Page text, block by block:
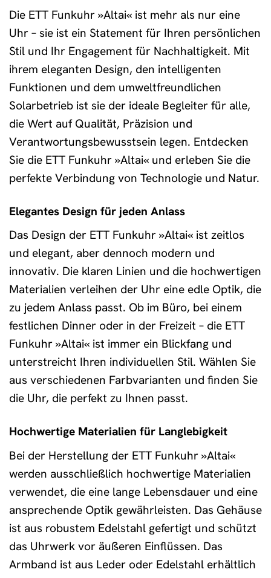
Die ETT Funkuhr »Altai« ist mehr als nur eine
Uhr – sie ist ein Statement für Ihren persönlichen
Stil und Ihr Engagement für Nachhaltigkeit. Mit
ihrem eleganten Design, den intelligenten
Funktionen und dem umweltfreundlichen
Solarbetrieb ist sie der ideale Begleiter für alle,
die Wert auf Qualität, Präzision und
Verantwortungsbewusstsein legen. Entdecken
Sie die ETT Funkuhr »Altai« und erleben Sie die
perfekte Verbindung von Technologie und Natur.
Elegantes Design für jeden Anlass
Das Design der ETT Funkuhr »Altai« ist zeitlos
und elegant, aber dennoch modern und
innovativ. Die klaren Linien und die hochwertigen
Materialien verleihen der Uhr eine edle Optik, die
zu jedem Anlass passt. Ob im Büro, bei einem
festlichen Dinner oder in der Freizeit – die ETT
Funkuhr »Altai« ist immer ein Blickfang und
unterstreicht Ihren individuellen Stil. Wählen Sie
aus verschiedenen Farbvarianten und finden Sie
die Uhr, die perfekt zu Ihnen passt.
Hochwertige Materialien für Langlebigkeit
Bei der Herstellung der ETT Funkuhr »Altai«
werden ausschließlich hochwertige Materialien
verwendet, die eine lange Lebensdauer und eine
ansprechende Optik gewährleisten. Das Gehäuse
ist aus robustem Edelstahl gefertigt und schützt
das Uhrwerk vor äußeren Einflüssen. Das
Armband ist aus Leder oder Edelstahl erhältlich